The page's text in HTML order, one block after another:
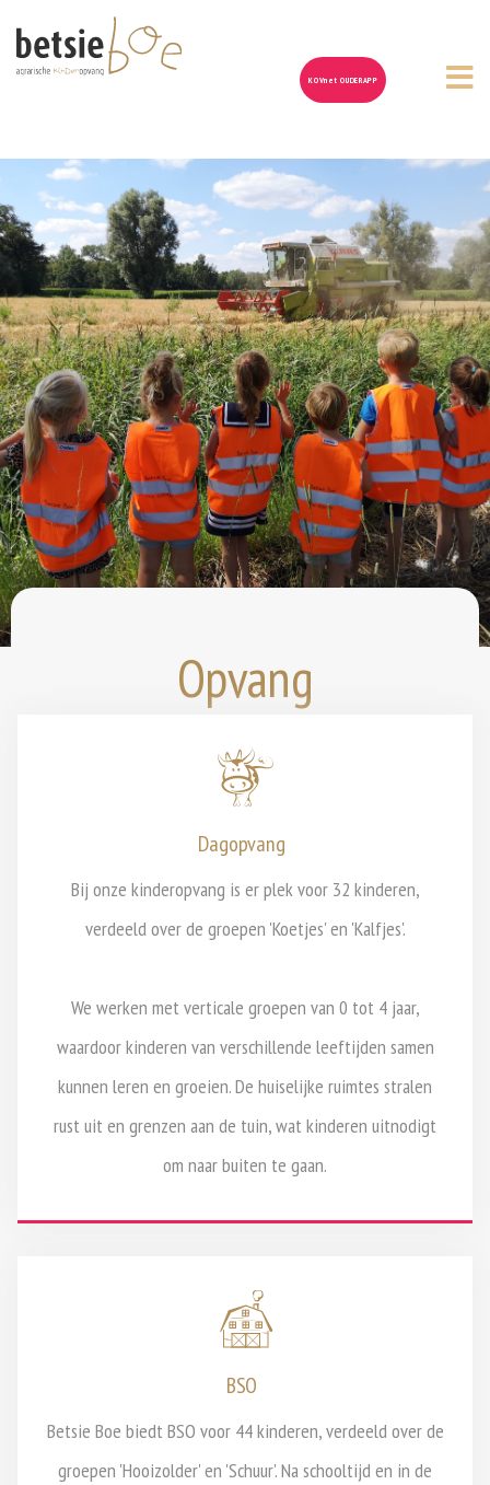
KOVnet OUDERAPP
Opvang
Dagopvang
Bij onze kinderopvang is er plek voor 32 kinderen,
verdeeld over de groepen 'Koetjes' en 'Kalfjes'.
We werken met verticale groepen van 0 tot 4 jaar,
waardoor kinderen van verschillende leeftijden samen
kunnen leren en groeien. De huiselijke ruimtes stralen
rust uit en grenzen aan de tuin, wat kinderen uitnodigt
om naar buiten te gaan.
BSO
Betsie Boe biedt BSO voor 44 kinderen, verdeeld over de
groepen 'Hooizolder' en 'Schuur'. Na schooltijd en in de